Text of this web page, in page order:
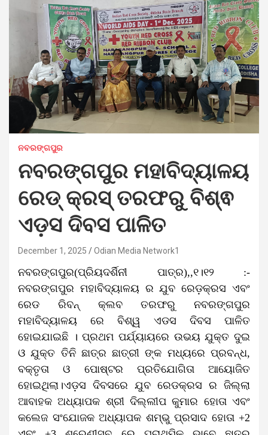
ନବରଙ୍ଗପୁର
ନବରଙ୍ଗପୁର ମହାବିଦ୍ୟାଳୟ
ରେଡ୍ କ୍ରସ୍ ତରଫରୁ ବିଶ୍ଵ
ଏଡ଼ସ ଦିବସ ପାଳିତ
December 1, 2025 Odian Media Network1
ନବରଙ୍ଗପୁର(ପ୍ରିୟଦର୍ଶିନୀ ପାତ୍ର),,୧।୧୨ :-
ନବରଙ୍ଗପୁର ମହାବିଦ୍ୟାଳୟ ର ଯୁବ ରେଡ଼କ୍ରସ ଏବଂ
ରେଡ ରିବନ୍ କ୍ଲବ ତରଫରୁ ନବରଙ୍ଗପୁର
ମହାବିଦ୍ୟାଳୟ ରେ ବିଶ୍ୱ ଏଡସ ଦିବସ ପାଳିତ
ହୋଇଯାଇଛି । ପ୍ରଥମ ପର୍ଯ୍ୟାୟରେ ଉଭୟ ଯୁକ୍ତ ଦୁଇ
ଓ ଯୁକ୍ତ ତିନି ଛାତ୍ର ଛାତ୍ରୀ ଙ୍କ ମଧ୍ୟରେ ପ୍ରବନ୍ଧ,
ବକ୍ତୃତା ଓ ପୋଷ୍ଟର ପ୍ରତିଯୋଗିତା ଆୟୋଜିତ
ହୋଇଥିଲା।ଏଡ଼ସ ଦିବସରେ ଯୁବ ରେଡକ୍ରସ ର ଜିଲ୍ଲା
ଆବାହକ ଅଧ୍ୟାପକ ଶ୍ରୀ ଦିଲ୍ଲୀପ କୁମାର ହୋତା ଏବଂ
କଲେଜ ସଂଯୋଜକ ଅଧ୍ୟାପକ ଶମ୍ଭୁ ପ୍ରସାଦ ହୋତା +2